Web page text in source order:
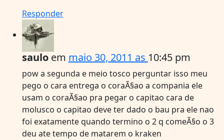
Responder
saulo em maio 30, 2011 as 10:45 pm
pow a segunda e meio tosco perguntar isso meu
pego o cara entrega o coraÃ§ao a compania ele
usam o coraÃ§ao pra pegar o capitao cara de
molusco o capitao deve ter dado o bau pra ele nao
foi exatamente quando termino o 2 q comeÃ§o o 3
deu ate tempo de matarem o kraken